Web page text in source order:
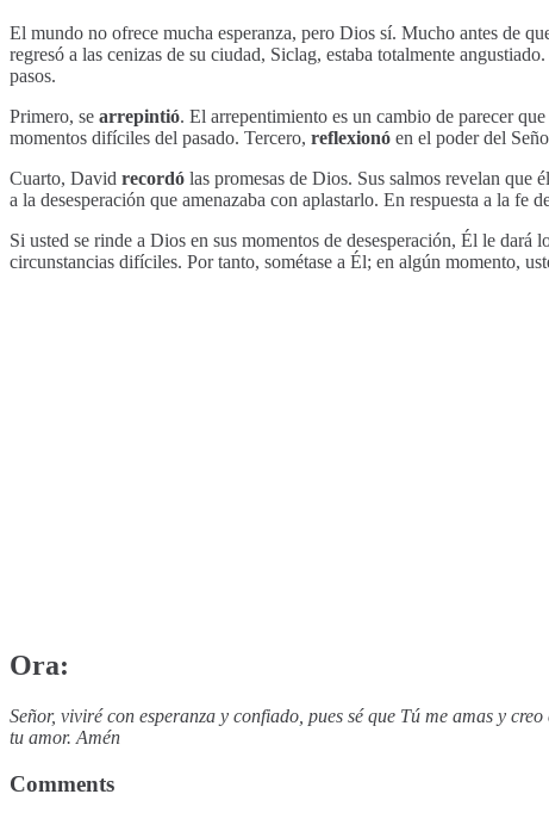
El mundo no ofrece mucha esperanza, pero Dios sí. Mucho antes de
regresó a las cenizas de su ciudad, Siclag, estaba totalmente
pasos.
Primero, se arrepintió. El arrepentimiento es un cambio de parecer
momentos difíciles del pasado. Tercero, reflexionó en el poder del
Cuarto, David recordó las promesas de Dios. Sus salmos revelan que
a la desesperación que amenazaba con aplastarlo. En respuesta a la fe
Si usted se rinde a Dios en sus momentos de desesperación, Él le
circunstancias difíciles. Por tanto, sométase a Él; en algún momento,
Ora:
Señor, viviré con esperanza y confiado, pues sé que Tú me amas y
tu amor. Amén
Comments